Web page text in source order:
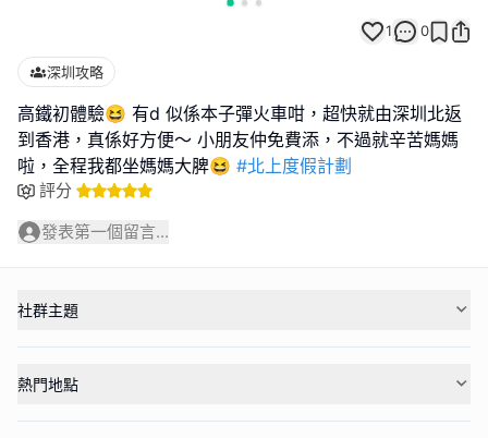
1 0
深圳攻略
高鐵初體驗😆 有d 似係本子彈火車咁，超快就由深圳北返
到香港，真係好方便～ 小朋友仲免費添，不過就辛苦媽媽
啦，全程我都坐媽媽大脾😆 #北上度假計劃
評分
發表第一個留言...
社群主題
熱門地點